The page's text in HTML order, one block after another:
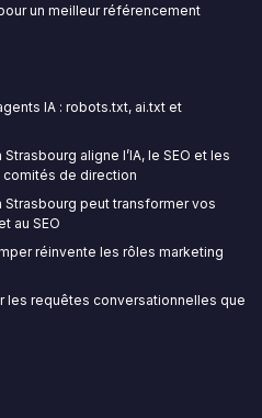
un meilleur référencement
IA : robots.txt, ai.txt et
aligne l’IA, le SEO et les
de direction
peut transformer vos
au SEO
réinvente les rôles marketing
les requêtes conversationnelles que